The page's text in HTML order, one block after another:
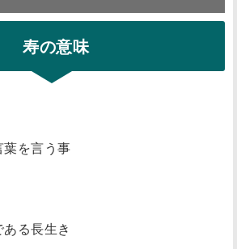
寿の意味
を言う事
る長生き